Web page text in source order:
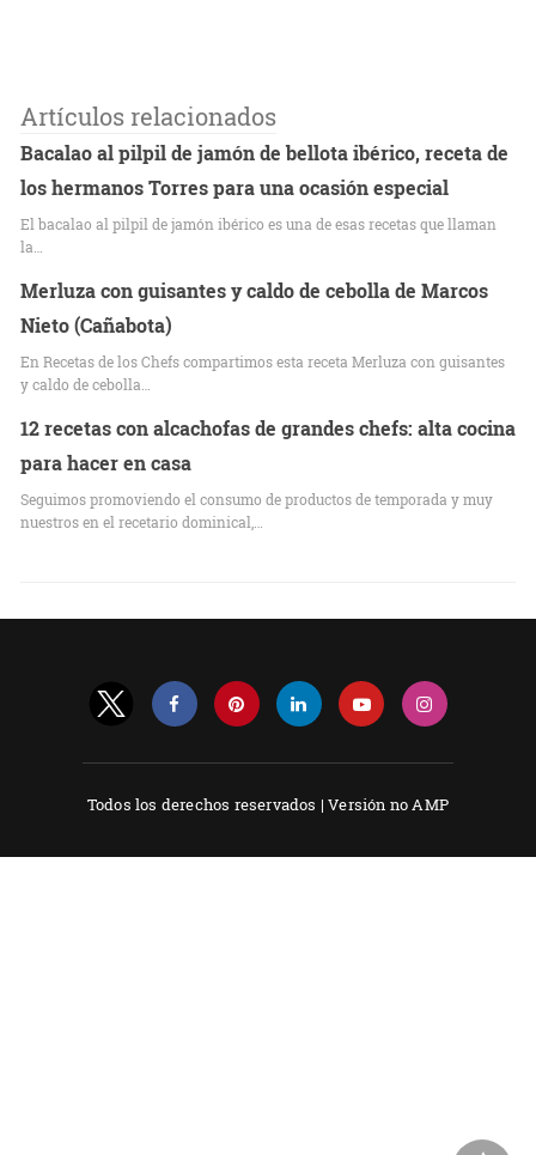
Artículos relacionados
Bacalao al pilpil de jamón de bellota ibérico, receta de
los hermanos Torres para una ocasión especial
El bacalao al pilpil de jamón ibérico es una de esas recetas que llaman
la…
Merluza con guisantes y caldo de cebolla de Marcos
Nieto (Cañabota)
En Recetas de los Chefs compartimos esta receta Merluza con guisantes
y caldo de cebolla…
12 recetas con alcachofas de grandes chefs: alta cocina
para hacer en casa
Seguimos promoviendo el consumo de productos de temporada y muy
nuestros en el recetario dominical,…
Todos los derechos reservados |Versión no AMP